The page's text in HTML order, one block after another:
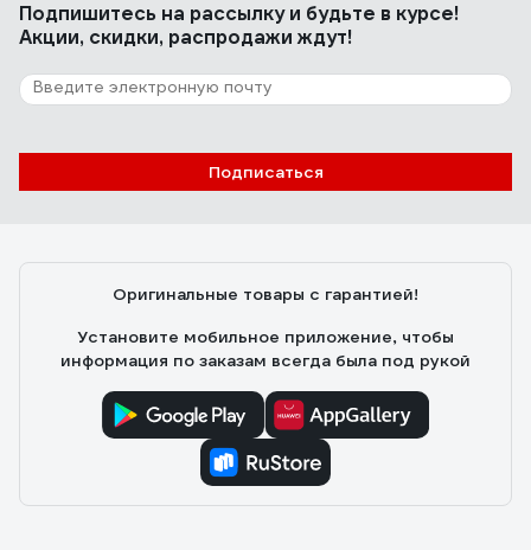
Подпишитесь на рассылкуи будьте в курсе!
Акции, скидки, распродажи ждут!
Подписаться
Оригинальные товары с гарантией!
Установите мобильное приложение, чтобы
информация по заказам всегда была под рукой